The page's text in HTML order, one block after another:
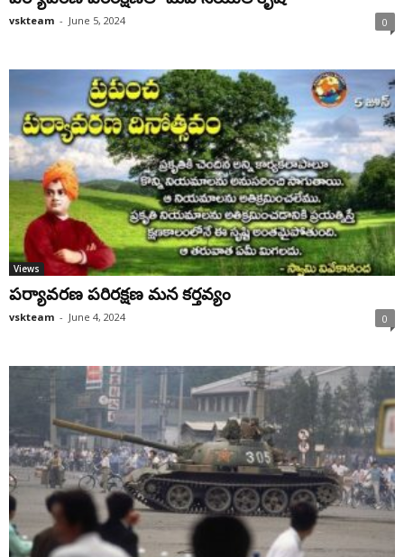
vskteam - June 5, 2024 0
Views
పర్యావరణ పరిరక్షణ మన కర్తవ్యం
vskteam - June 4, 2024 0